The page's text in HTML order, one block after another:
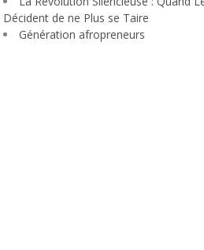
Décident de ne Plus se Taire
Génération afropreneurs